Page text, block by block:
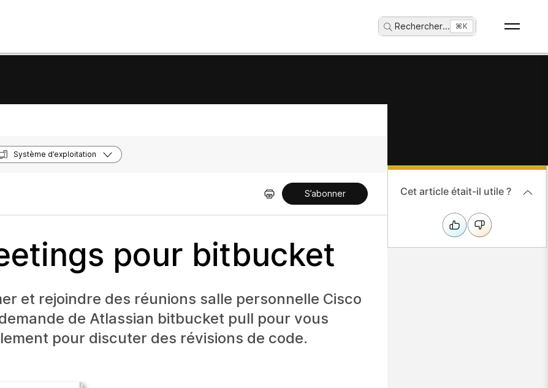
Rechercher... ⌘K
Système d’exploitation
S’abonner
pour bitbucket
et rejoindre des réunions salle personnelle Cisco
de Atlassian bitbucket pull pour vous
pour discuter des révisions de code.
Cet article était-il utile ?